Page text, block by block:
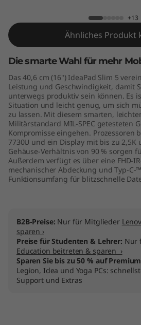
6
A
M
D
+13
Ähnliches Produkt
Die smarte Wahl für mehr
Das 40,6 cm (16") IdeaPad Slim 5
Leistung und Geschwindigkeit, damit
unterwegs produktiv sein können. Es
Situation und leicht genug, um sich
zu lassen. Mit diesem smarten,
Militärstandard MIL-SPEC getesteten
Kompromisse eingehen. Prozessoren
7730U und ein Display mit bis zu 2,5K
Gehäuse-Verhältnis von 90 % sorgen
Außerdem verfügt es über eine FHD-
mechanischer Abdeckung und Typ-C-
Funktionsumfang für blitzschnelle
B2B-Preise: Nur für Mitglieder
sparen ›
Preise für Studenten & Lehrer: Nur
Education beitreten & sparen ›
Sparen Sie bis zu 50 % auf
Legion, Idea und Yoga PCs:
Support und Extras